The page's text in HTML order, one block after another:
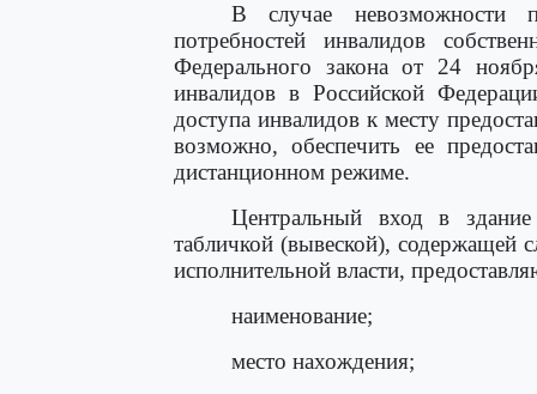
В случае невозможности
потребностей инвалидов
Федерального закона от 24
инвалидов в Российской
доступа инвалидов к месту
возможно, обеспечить ее
дистанционном режиме.
Центральный вход в
табличкой (вывеской),
исполнительной власти,
наименование;
место нахождения;